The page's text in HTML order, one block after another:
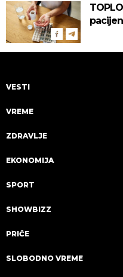
VESTI
VREME
ZDRAVLJE
EKONOMIJA
SPORT
SHOWBIZZ
PRIČE
SLOBODNO VREME